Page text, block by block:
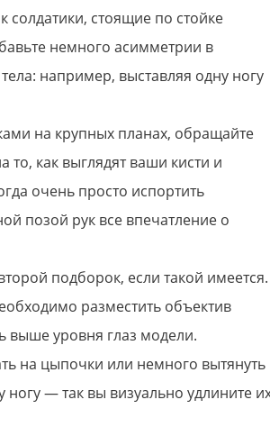
солдатики, стоящие по стойке
немного асимметрии в
например, выставляя одну ногу
на крупных планах, обращайте
то, как выглядят ваши кисти и
очень просто испортить
позой рук все впечатление о
подборок, если такой имеется.
разместить объектив
выше уровня глаз модели.
на цыпочки или немного вытянуть
ногу — так вы визуально удлините